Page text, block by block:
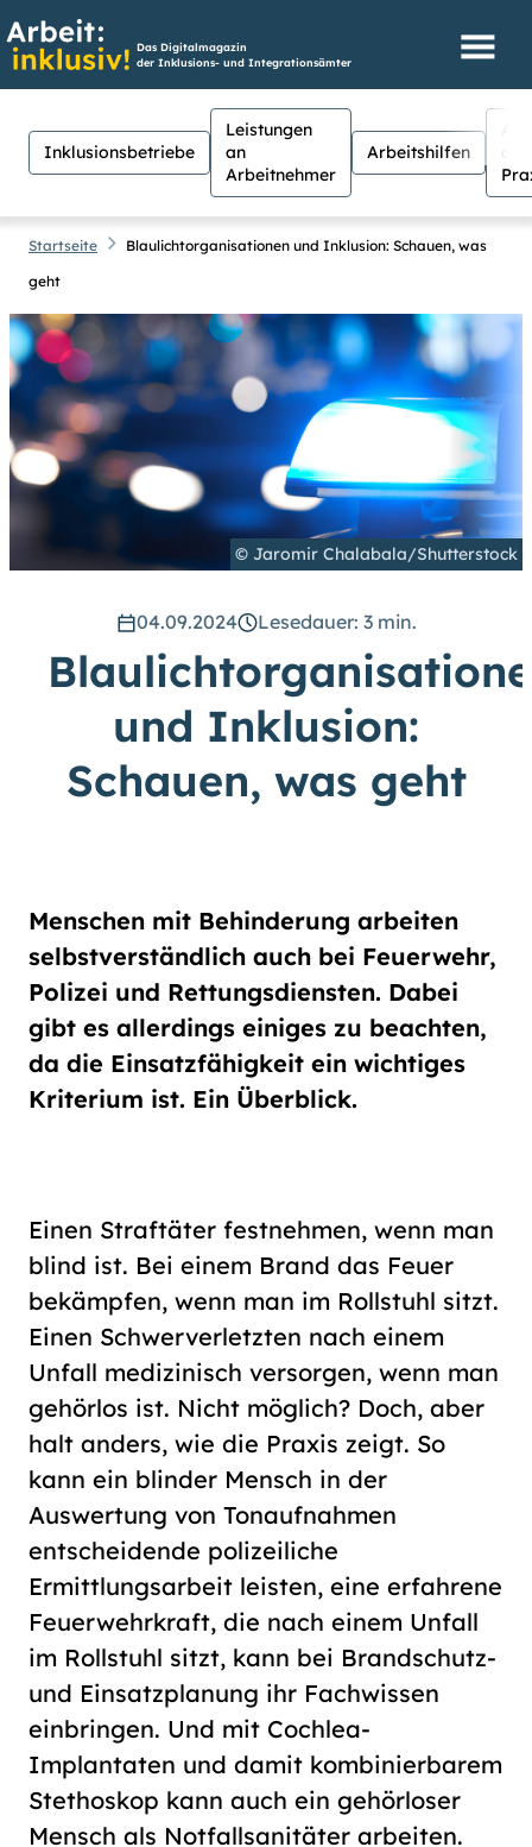
Das Digitalmagazin
der Inklusions- und Integrationsämter
Inklusionsbetriebe
Leistungen
an
Arbeitnehmer
Arbeitshilfen
Suche
Suchen
Suche schließen
Hilfen
Für Menschen mit Sehschwäche
besteht hier die Möglichkeit, den
Kontrast stärker einzustellen.
(Klicken Sie dazu beiKontrastauf
.) Für eine bessere Lesbarkeit
können Sie außerdem die Schrift
Schriftgrößedas Feldgroß
anwählen.)
Übrigens: Unsere Videos sind mit
Untertiteln versehen.
Leichte Sprache
Animationen
an
aus
Schriftgröße
normal
groß
normal
hoch
Startseite
Blaulichtorganisationen und Inklusion: Schauen, was
geht
© Jaromir Chalabala/Shutterstock
04.09.2024 Lesedauer: 3 min.
und Inklusion:
Schauen, was geht
Menschen mit Behinderung arbeiten
selbstverständlich auch bei Feuerwehr,
Polizei und Rettungsdiensten. Dabei
gibt es allerdings einiges zu beachten,
da die Einsatzfähigkeit ein wichtiges
Kriterium ist. Ein Überblick.
Einen Straftäter festnehmen, wenn man
blind ist. Bei einem Brand das Feuer
bekämpfen, wenn man im Rollstuhl sitzt.
Einen Schwerverletzten nach einem
Unfall medizinisch versorgen, wenn man
gehörlos ist. Nicht möglich? Doch, aber
halt anders, wie die Praxis zeigt. So
kann ein blinder Mensch in der
Auswertung von Tonaufnahmen
entscheidende polizeiliche
Ermittlungsarbeit leisten, eine erfahrene
Feuerwehrkraft, die nach einem Unfall
im Rollstuhl sitzt, kann bei Brandschutz-
und Einsatzplanung ihr Fachwissen
einbringen. Und mit Cochlea-
Implantaten und damit kombinierbarem
Stethoskop kann auch ein gehörloser
Mensch als Notfallsanitäter arbeiten.